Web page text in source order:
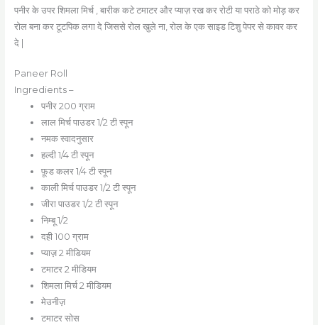
पनीर के उपर शिमला मिर्च , बारीक कटे टमाटर और प्याज़ रख कर रोटी या पराठे को मोड़ कर
रोल बना कर टूटपिक लगा दे जिससे रोल खुले ना, रोल के एक साइड टिशु पेपर से कावर कर
दे |
Paneer Roll
Ingredients –
पनीर 200 ग्राम
लाल मिर्च पाउडर 1/2 टी स्पून
नमक स्वादनुसार
हल्दी 1/4 टी स्पून
फ़ूड कलर 1/4 टी स्पून
काली मिर्च पाउडर 1/2 टी स्पून
जीरा पाउडर 1/2 टी स्पून
निम्बू 1/2
दही 100 ग्राम
प्याज़ 2 मीडियम
टमाटर 2 मीडियम
शिमला मिर्च 2 मीडियम
मेउनीज़
टमाटर सोस